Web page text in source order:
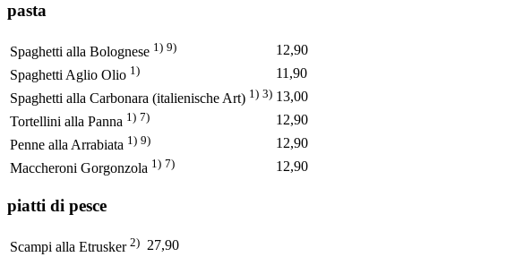
pasta
Spaghetti alla Bolognese 1) 9)
12,90
Spaghetti Aglio Olio 1)
11,90
Spaghetti alla Carbonara (italienische Art) 1) 3) 13,00
Tortellini alla Panna 1) 7)
12,90
Penne alla Arrabiata 1) 9)
12,90
Maccheroni Gorgonzola 1) 7) 12,90
piatti di pesce
Scampi alla Etrusker 2) 27,90